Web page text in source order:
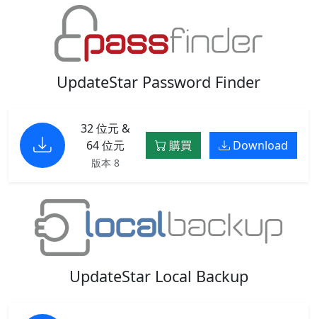
UpdateStar Password Finder
32 位元 &
64 位元
版本 8
購買 Download
UpdateStar Local Backup